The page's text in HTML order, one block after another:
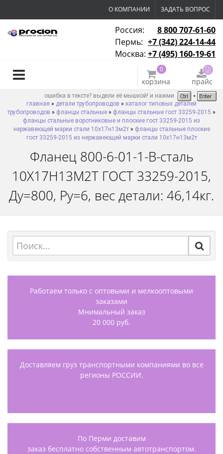
О КОМПАНИИ ЗАДАТЬ ВОПРОС
Россия:
8 800 707-61-60
Пермь: +7 (342) 224-14-44
Москва: +7 (495) 160-19-61
0
корзина прайс
ошибка в тексте? выдели её мышкой! и нажми
главная » детали трубопроводов » каталог типовых деталей
трубопроводов » фланцы стальные » фланцы стальные гост 33259-2015 »
фланцы стальные воротниковые и плоские гост 33259-2015 из
нержавеющей марки стали 10х17н13м2т» фланцы стальные плоские
гост 33259-2015 из нержавеющей марки стали 10х17н13м2т
Фланец 800-6-01-1-B-сталь
10Х17Н13М2Т ГОСТ 33259-2015,
Ду=800, Ру=6, вес детали: 46,14кг.
Работаем только с оптовыми и мелкооптовыми
заказами
Мнимальный заказ
20 000 руб.
Доставляем груз транспортными компаниями во все
регионы РОССИИ.
По Перми доставим
заказ бесплатно собственным автотранспортом.